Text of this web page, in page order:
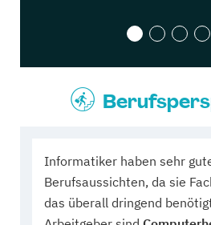
Informatiker haben sehr
Berufsaussichten, da sie
das überall dringend